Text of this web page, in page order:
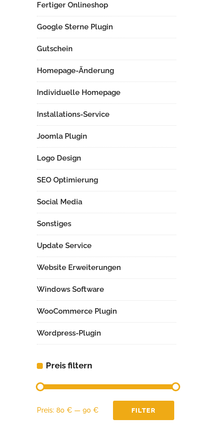
Fertiger Onlineshop
Google Sterne Plugin
Gutschein
Homepage-Änderung
Individuelle Homepage
Installations-Service
Joomla Plugin
Logo Design
SEO Optimierung
Social Media
Sonstiges
Update Service
Website Erweiterungen
Windows Software
WooCommerce Plugin
Wordpress-Plugin
Preis filtern
Min.
Max.
FILTER
Preis: 80 € — 90 €